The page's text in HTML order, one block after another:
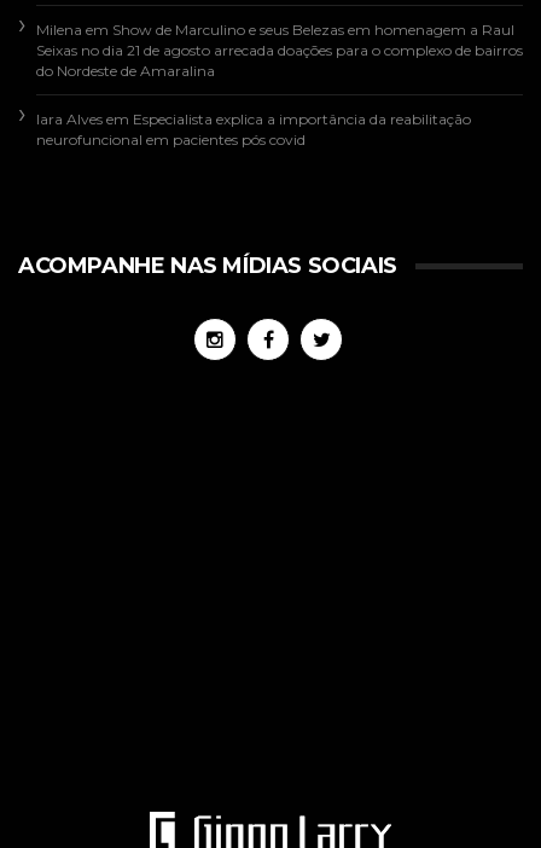
Milena em Show de Marculino e seus Belezas em homenagem a Raul
Seixas no dia 21 de agosto arrecada doações para o complexo de bairros
do Nordeste de Amaralina
Iara Alves em Especialista explica a importância da reabilitação
neurofuncional em pacientes pós covid
ACOMPANHE NAS MÍDIAS SOCIAIS